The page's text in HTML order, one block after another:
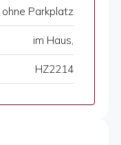
ohne Parkplatz
im Haus,
HZ2214